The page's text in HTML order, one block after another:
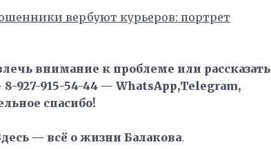
вербуют курьеров: портрет
внимание к проблеме или рассказать
927-915-54-44 — WhatsApp,Telegram,
спасибо!
— всё о жизни Балакова.